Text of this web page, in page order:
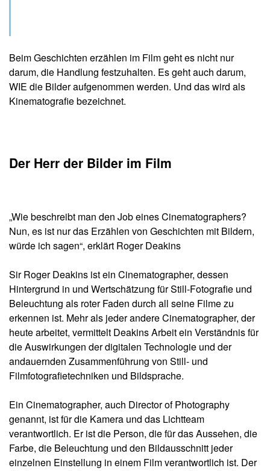
Beim Geschichten erzählen im Film geht es nicht nur
darum, die Handlung festzuhalten. Es geht auch darum,
WIE die Bilder aufgenommen werden. Und das wird als
Kinematografie bezeichnet.
Der Herr der Bilder im Film
„Wie beschreibt man den Job eines Cinematographers?
Nun, es ist nur das Erzählen von Geschichten mit Bildern,
würde ich sagen“, erklärt Roger Deakins
Sir Roger Deakins ist ein Cinematographer, dessen
Hintergrund in und Wertschätzung für Still-Fotografie und
Beleuchtung als roter Faden durch all seine Filme zu
erkennen ist. Mehr als jeder andere Cinematographer, der
heute arbeitet, vermittelt Deakins Arbeit ein Verständnis für
die Auswirkungen der digitalen Technologie und der
andauernden Zusammenführung von Still- und
Filmfotografietechniken und Bildsprache.
Ein Cinematographer, auch Director of Photography
genannt, ist für die Kamera und das Lichtteam
verantwortlich. Er ist die Person, die für das Aussehen, die
Farbe, die Beleuchtung und den Bildausschnitt jeder
einzelnen Einstellung in einem Film verantwortlich ist. Der